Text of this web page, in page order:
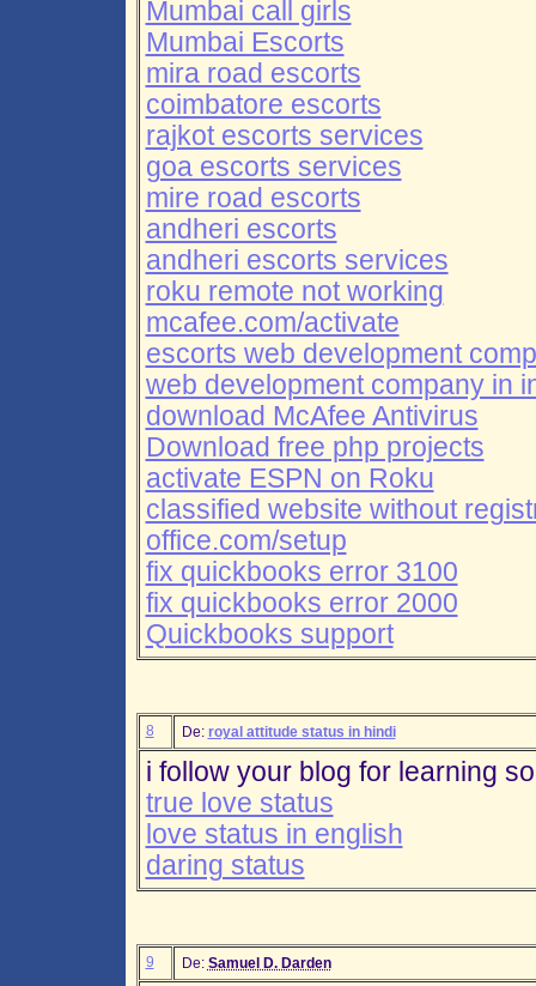
Mumbai call girls
Mumbai Escorts
mira road escorts
coimbatore escorts
rajkot escorts services
goa escorts services
mire road escorts
andheri escorts
andheri escorts services
roku remote not working
mcafee.com/activate
escorts web development
web development company in
download McAfee Antivirus
Download free php projects
activate ESPN on Roku
classified website without
office.com/setup
fix quickbooks error 3100
fix quickbooks error 2000
Quickbooks support
8 De: royal attitude status in hindi
i follow your blog for learning
true love status
love status in english
daring status
9 De: Samuel D. Darden